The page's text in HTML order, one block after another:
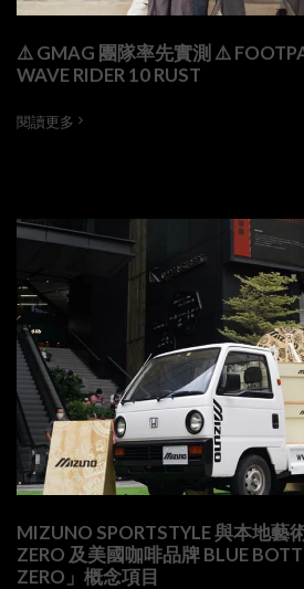
⚠️ GMAG 團隊率先實測 ⚠️
WAVE RIDER 10 RUST
閱讀更多
MIZUNO SPORTSTYLE 與本地藝
ZERO 及美國咖啡品牌 BLUE
ZERO」概念項目